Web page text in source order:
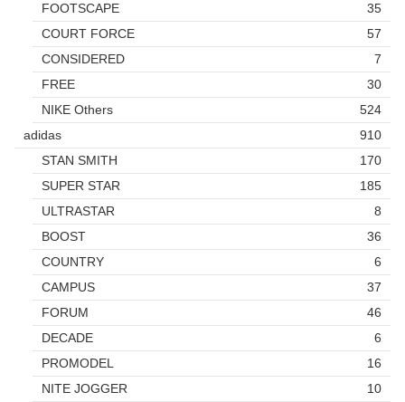
FOOTSCAPE
35
COURT FORCE
57
CONSIDERED
7
FREE
30
NIKE Others
524
adidas
910
STAN SMITH
170
SUPER STAR
185
ULTRASTAR
8
BOOST
36
COUNTRY
6
CAMPUS
37
FORUM
46
DECADE
6
PROMODEL
16
NITE JOGGER
10